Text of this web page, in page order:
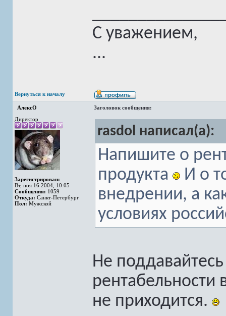
С уважением,
...
Вернуться к началу
АлексО
Заголовок сообщения:
Директор
Зарегистрирован:
Вт, ноя 16 2004, 10:05
Сообщения: 1059
Откуда: Санкт-Петербург
Пол: Мужской
rasdol написал(а):
Напишите о
продукта
И о
внедрении, а
условиях
Не
рентабельности
не приходится.